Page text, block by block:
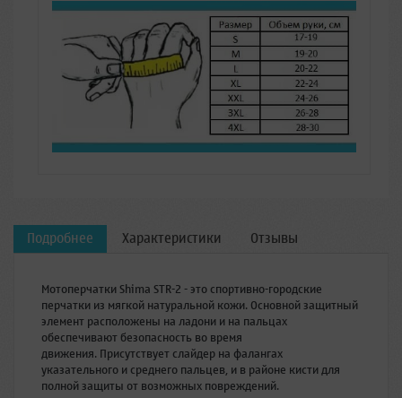
Подробнее Характеристики Отзывы
Мотоперчатки Shima STR-2 - это спортивно-городские
перчатки из мягкой натуральной кожи. Основной защитный
элемент расположены на ладони и на пальцах
обеспечивают безопасность во время
движения. Присутствует слайдер на фалангах
указательного и среднего пальцев, и в районе кисти для
полной защиты от возможных повреждений.